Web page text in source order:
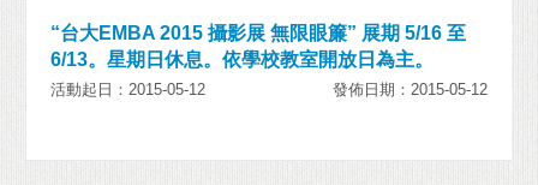
“台大EMBA 2015 攝影展 無限眼簾” 展期 5/16 至
6/13。星期日休息。依學校教室開放日為主。
活動起日：2015-05-12 發佈日期：2015-05-12